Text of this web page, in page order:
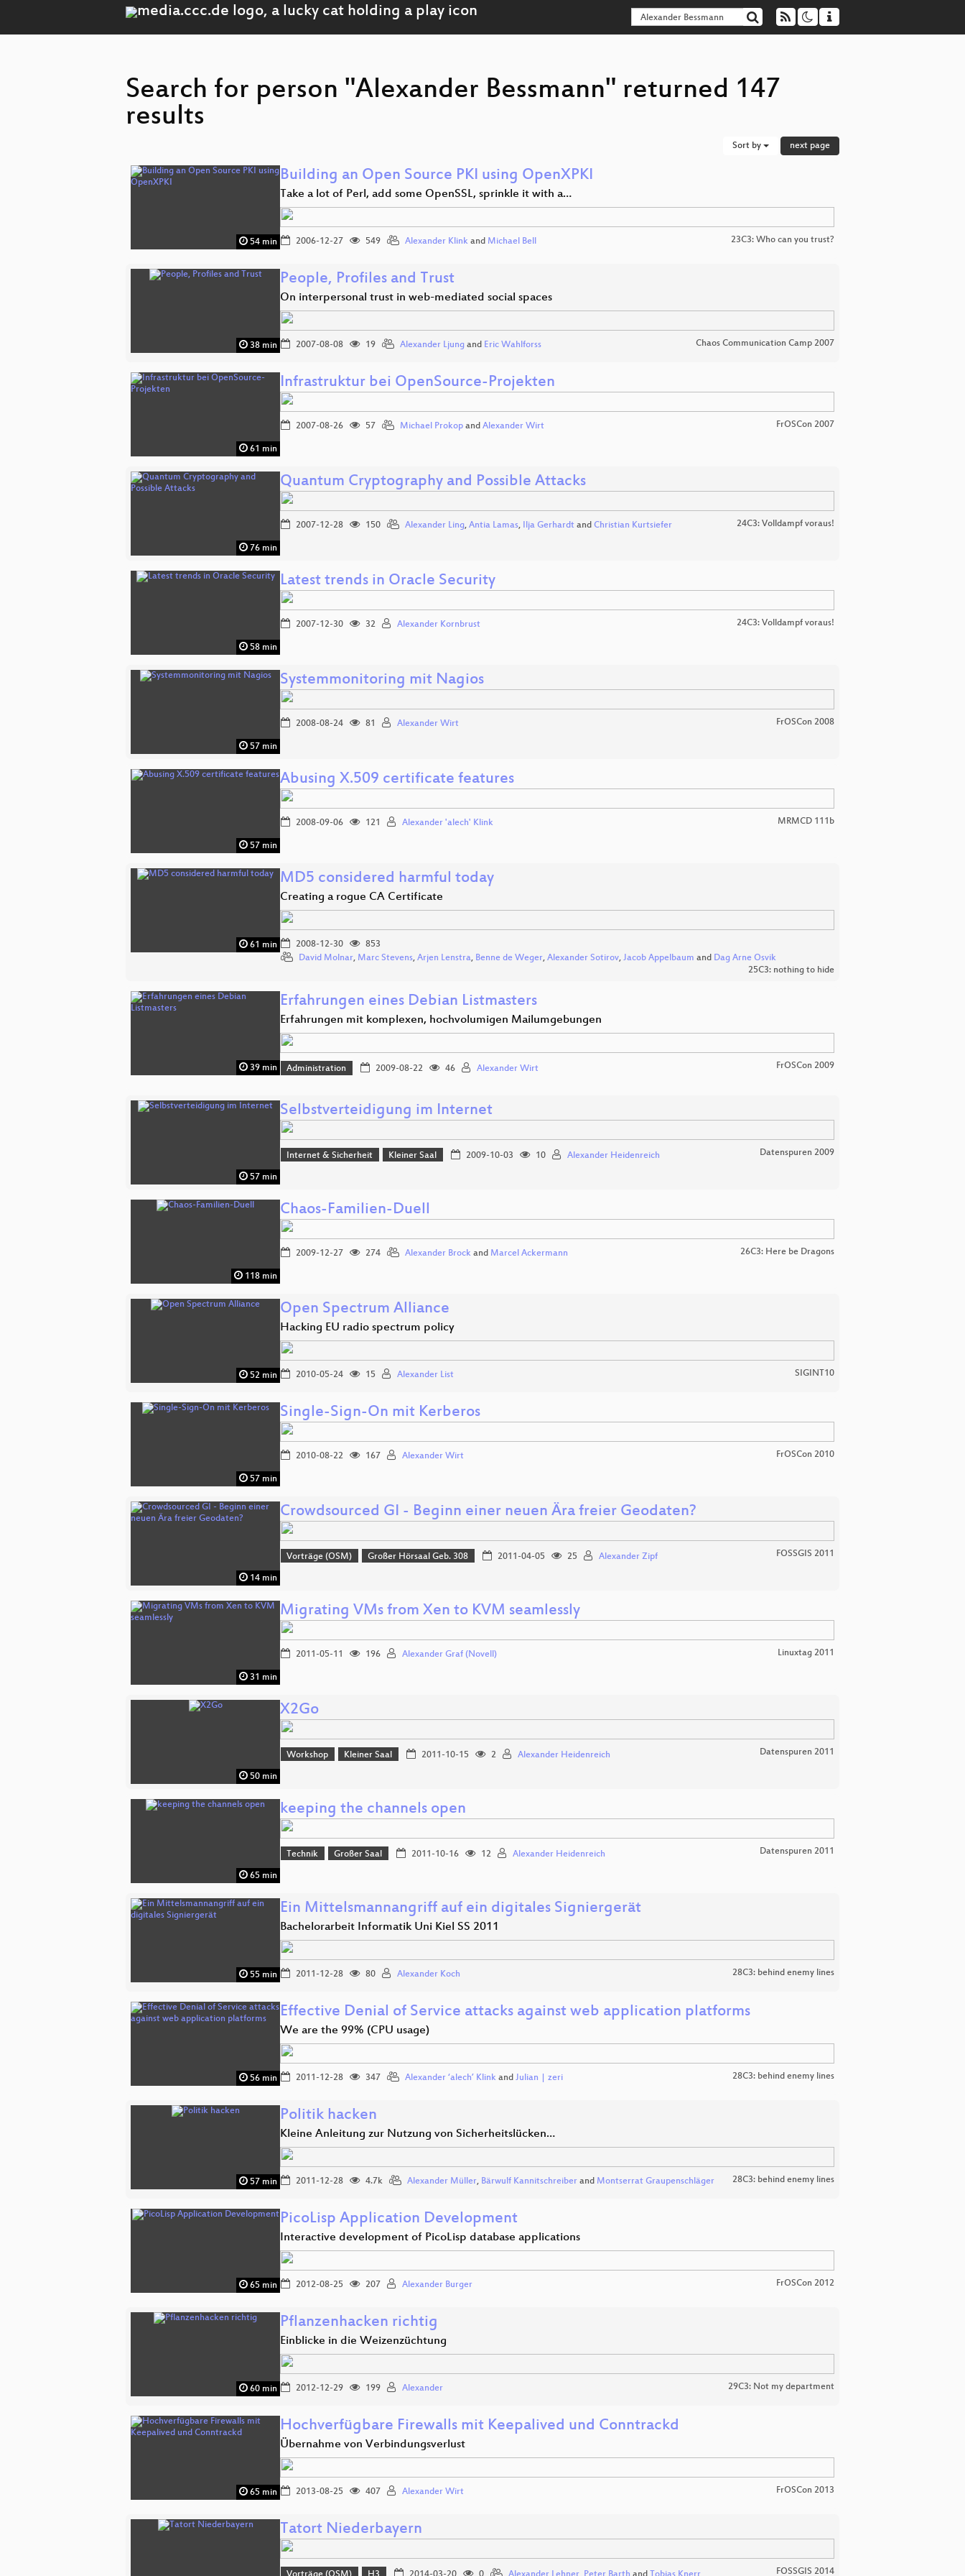
Search for person "Alexander Bessmann" returned 147
results
Sort by next page
54 min
Building an Open Source PKI using OpenXPKI
Take a lot of Perl, add some OpenSSL, sprinkle it with a…
2006-12-27 549 Alexander Klink and Michael Bell 23C3: Who can you trust?
38 min
People, Profiles and Trust
On interpersonal trust in web-mediated social spaces
2007-08-08 19 Alexander Ljung and Eric Wahlforss Chaos Communication Camp 2007
61 min
Infrastruktur bei OpenSource-Projekten
2007-08-26 57 Michael Prokop and Alexander Wirt FrOSCon 2007
76 min
Quantum Cryptography and Possible Attacks
2007-12-28 150 Alexander Ling, Antia Lamas, Ilja Gerhardt and Christian Kurtsiefer 24C3: Volldampf voraus!
58 min
Latest trends in Oracle Security
2007-12-30 32 Alexander Kornbrust 24C3: Volldampf voraus!
57 min
Systemmonitoring mit Nagios
2008-08-24 81 Alexander Wirt FrOSCon 2008
57 min
Abusing X.509 certificate features
2008-09-06 121 Alexander 'alech' Klink MRMCD 111b
61 min
MD5 considered harmful today
Creating a rogue CA Certificate
2008-12-30
853
David Molnar, Marc Stevens, Arjen Lenstra, Benne de Weger, Alexander Sotirov, Jacob Appelbaum and Dag Arne Osvik
25C3: nothing to hide
39 min
Erfahrungen eines Debian Listmasters
Erfahrungen mit komplexen, hochvolumigen Mailumgebungen
Administration 2009-08-22 46 Alexander Wirt FrOSCon 2009
57 min
Selbstverteidigung im Internet
Internet & Sicherheit Kleiner Saal 2009-10-03 10 Alexander Heidenreich Datenspuren 2009
118 min
Chaos-Familien-Duell
2009-12-27 274 Alexander Brock and Marcel Ackermann 26C3: Here be Dragons
52 min
Open Spectrum Alliance
Hacking EU radio spectrum policy
2010-05-24 15 Alexander List SIGINT10
57 min
Single-Sign-On mit Kerberos
2010-08-22 167 Alexander Wirt FrOSCon 2010
14 min
Crowdsourced GI - Beginn einer neuen Ära freier Geodaten?
Vorträge (OSM) Großer Hörsaal Geb. 308 2011-04-05 25 Alexander Zipf FOSSGIS 2011
31 min
Migrating VMs from Xen to KVM seamlessly
2011-05-11 196 Alexander Graf (Novell) Linuxtag 2011
50 min
X2Go
Workshop Kleiner Saal 2011-10-15 2 Alexander Heidenreich Datenspuren 2011
65 min
keeping the channels open
Technik Großer Saal 2011-10-16 12 Alexander Heidenreich Datenspuren 2011
55 min
Ein Mittelsmannangriff auf ein digitales Signiergerät
Bachelorarbeit Informatik Uni Kiel SS 2011
2011-12-28 80 Alexander Koch 28C3: behind enemy lines
56 min
Effective Denial of Service attacks against web application platforms
We are the 99% (CPU usage)
2011-12-28 347 Alexander ‘alech’ Klink and Julian | zeri 28C3: behind enemy lines
57 min
Politik hacken
Kleine Anleitung zur Nutzung von Sicherheitslücken…
2011-12-28 4.7k Alexander Müller, Bärwulf Kannitschreiber and Montserrat Graupenschläger 28C3: behind enemy lines
65 min
PicoLisp Application Development
Interactive development of PicoLisp database applications
2012-08-25 207 Alexander Burger FrOSCon 2012
60 min
Pflanzenhacken richtig
Einblicke in die Weizenzüchtung
2012-12-29 199 Alexander 29C3: Not my department
65 min
Hochverfügbare Firewalls mit Keepalived und Conntrackd
Übernahme von Verbindungsverlust
2013-08-25 407 Alexander Wirt FrOSCon 2013
Tatort Niederbayern
FOSSGIS 2014